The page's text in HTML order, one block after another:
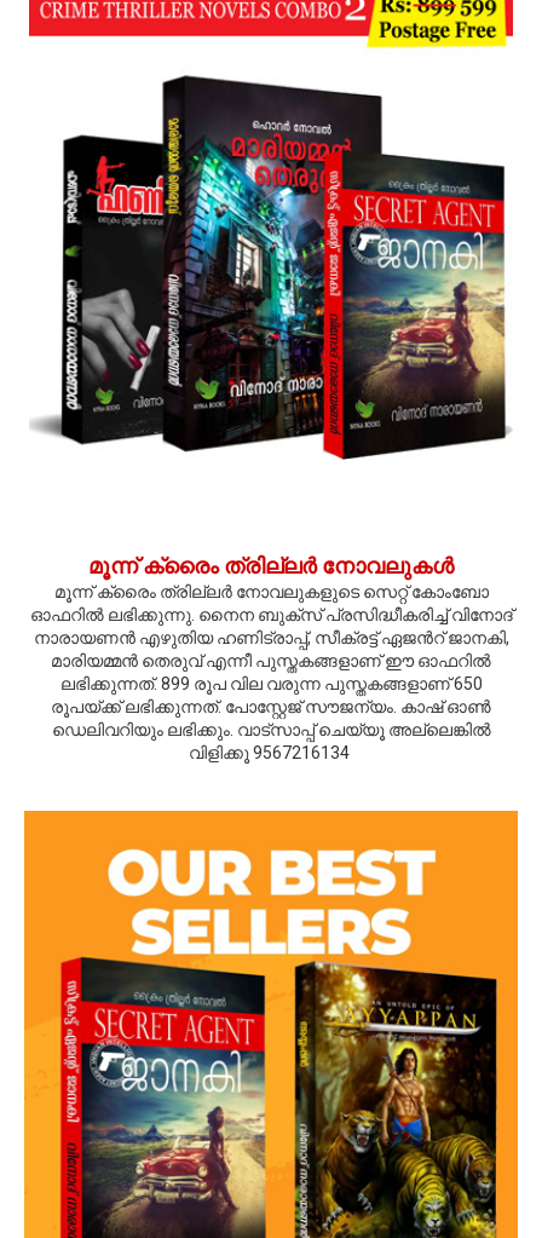
മൂന്ന് ക്രൈം ത്രില്ലര്‍ നോവലുകള്‍
മൂന്ന് ക്രൈം ത്രില്ലര്‍ നോവലുകളുടെ സെറ്റ് കോംബോ
ഓഫറില്‍ ലഭിക്കുന്നു. നൈന ബുക്സ് പ്രസിദ്ധീകരിച്ച് വിനോദ്
നാരായണന്‍ എഴുതിയ ഹണിട്രാപ്പ്, സീക്രട്ട് ഏജന്‍റ് ജാനകി,
മാരിയമ്മന്‍ തെരുവ് എന്നീ പുസ്തകങ്ങളാണ് ഈ ഓഫറില്‍
ലഭിക്കുന്നത്. 899 രൂപ വില വരുന്ന പുസ്തകങ്ങളാണ് 650
രൂപയ്ക്ക് ലഭിക്കുന്നത്. പോസ്റ്റേജ് സൗജന്യം. കാഷ് ഓണ്‍
ഡെലിവറിയും ലഭിക്കും. വാട്സാപ്പ് ചെയ്യൂ അല്ലെങ്കില്‍
വിളിക്കൂ 9567216134